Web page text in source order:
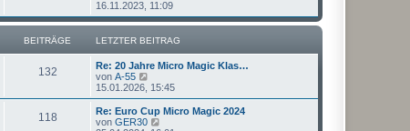
i
t
a
g
t
r
B
e
i
t
a
g
e
u
e
s
r
e
i
t
16.11.2023, 11:09
BEITRÄGE LETZTER BEITRAG
132
Re: 20 Jahre Micro Magic Klas…
von A-55
e
u
e
s
15.01.2026, 15:45
118
Re: Euro Cup Micro Magic 2024
von GER30